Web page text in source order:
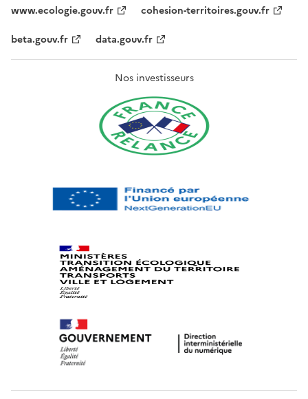
www.ecologie.gouv.fr
cohesion-territoires.gouv.fr
beta.gouv.fr
data.gouv.fr
Nos investisseurs